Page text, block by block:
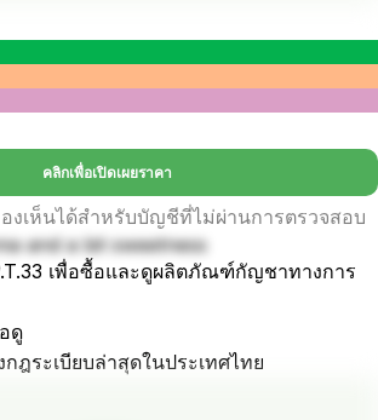
คลิกเพื่อเปิดเผยราคา
งเห็นได้สำหรับบัญชีที่ไม่ผ่านการตรวจสอบ
and a bit sweetness
เพื่อซื้อและดูผลิตภัณฑ์กัญชาทางการ
ดู
ฎระเบียบล่าสุดในประเทศไทย